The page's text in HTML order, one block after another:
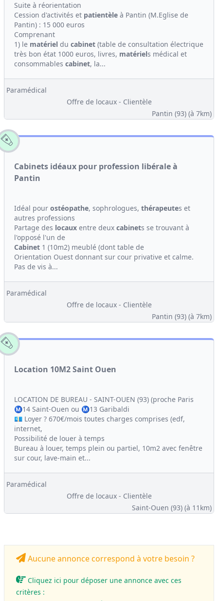
Suite à réorientation
Cession d'activités et patientèle à Pantin (M.Eglise de
Pantin) : 15 000 euros
Comprenant
1) le matériel du cabinet (table de consultation électrique
très bon état 1000 euros, livres, matériels médical et
consommables cabinet, la...
Paramédical
Offre de locaux - Clientèle
Pantin (93) (à 7km)
Cabinets idéaux pour profession libérale à
Pantin
Idéal pour ostéopathe, sophrologues, thérapeutes et
autres professions
Partage des locaux entre deux cabinets se trouvant à
l'opposé l'un de
Cabinet 1 (10m2) meublé (dont table de
Orientation Ouest donnant sur cour privative et calme.
Pas de vis à...
Paramédical
Offre de locaux - Clientèle
Pantin (93) (à 7km)
Location 10M2 Saint Ouen
LOCATION DE BUREAU - SAINT-OUEN (93) (proche Paris
Ⓜ️14 Saint-Ouen ou Ⓜ️13 Garibaldi
💶 Loyer ? 670€/mois toutes charges comprises (edf,
internet,
Possibilité de louer à temps
Bureau à louer, temps plein ou partiel, 10m2 avec fenêtre
sur cour, lave-main et...
Paramédical
Offre de locaux - Clientèle
Saint-Ouen (93) (à 11km)
Aucune annonce correspond à votre besoin ?
Cliquez ici pour déposer une annonce avec ces
critères :